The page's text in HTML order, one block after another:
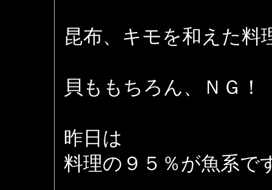
昆布、キモを和えた料
貝ももちろん、ＮＧ！
昨日は
料理の９５％が魚系で